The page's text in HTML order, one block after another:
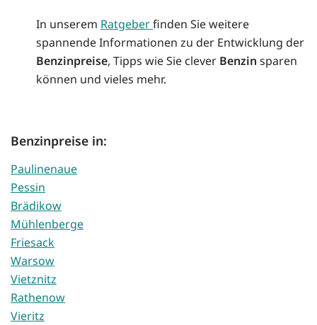
In unserem Ratgeberfinden Sie weitere
spannende Informationen zu der Entwicklung der
Benzinpreise, Tipps wie Sie clever Benzin sparen
können und vieles mehr.
Benzinpreise in:
Paulinenaue
Pessin
Brädikow
Mühlenberge
Friesack
Warsow
Vietznitz
Rathenow
Vieritz